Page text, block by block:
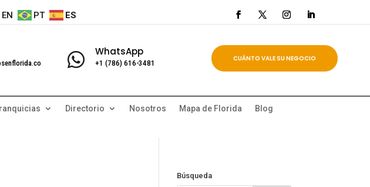
EN PT ES
 WhatsApp
+1 (786) 616-3481
CUÁNTO VALE SU NEGOCIO
Directorio Nosotros Mapa de Florida
Blog
Búsqueda